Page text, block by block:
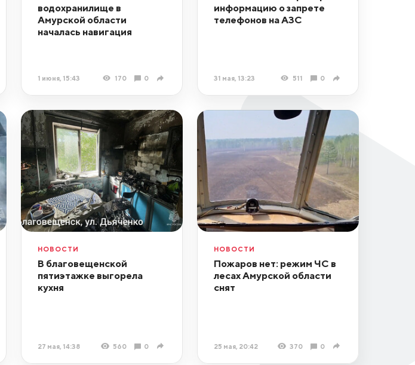
водохранилище в
Амурской области
началась навигация
1 июня, 15:43 170 0
информацию о запрете
телефонов на АЗС
31 мая, 13:23 511 0
НОВОСТИ
В благовещенской
пятиэтажке выгорела
кухня
27 мая, 14:38 560 0
НОВОСТИ
Пожаров нет: режим ЧС в
лесах Амурской области
снят
25 мая, 20:42 370 0